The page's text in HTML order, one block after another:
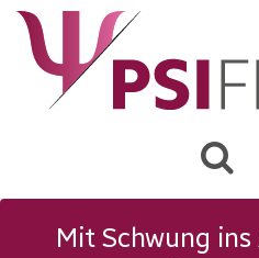
Mit Schwung ins